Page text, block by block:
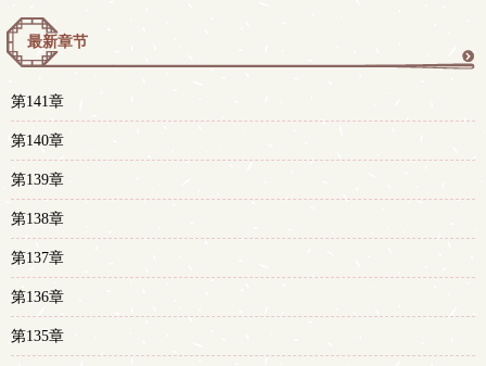
最新章节
第141章
第140章
第139章
第138章
第137章
第136章
第135章